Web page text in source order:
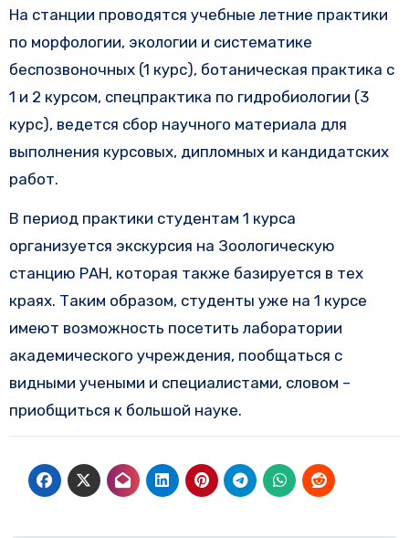
На станции проводятся учебные летние практики
по морфологии, экологии и систематике
беспозвоночных (1 курс), ботаническая практика с
1 и 2 курсом, спецпрактика по гидробиологии (3
курс), ведется сбор научного материала для
выполнения курсовых, дипломных и кандидатских
работ.
В период практики студентам 1 курса
организуется экскурсия на Зоологическую
станцию РАН, которая также базируется в тех
краях. Таким образом, студенты уже на 1 курсе
имеют возможность посетить лаборатории
академического учреждения, пообщаться с
видными учеными и специалистами, словом –
приобщиться к большой науке.